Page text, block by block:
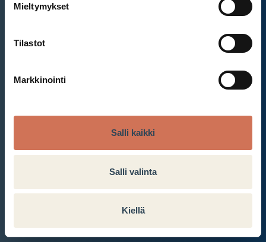
Mieltymykset
Tilastot
Markkinointi
Salli kaikki
Salli valinta
Kiellä
Et ole kirjautunut sisään. Kirjaudu sisään